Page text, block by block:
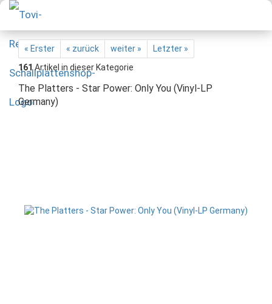
« Erster « zurück weiter »
Letzter »
161Artikel in dieser Kategorie
The Platters - Star Power: Only You (Vinyl-LP
Germany)